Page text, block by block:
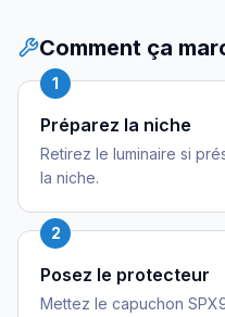
Comment ça
1
Préparez la niche
Retirez le luminaire si
la niche.
2
Posez le protecteur
Mettez le capuchon